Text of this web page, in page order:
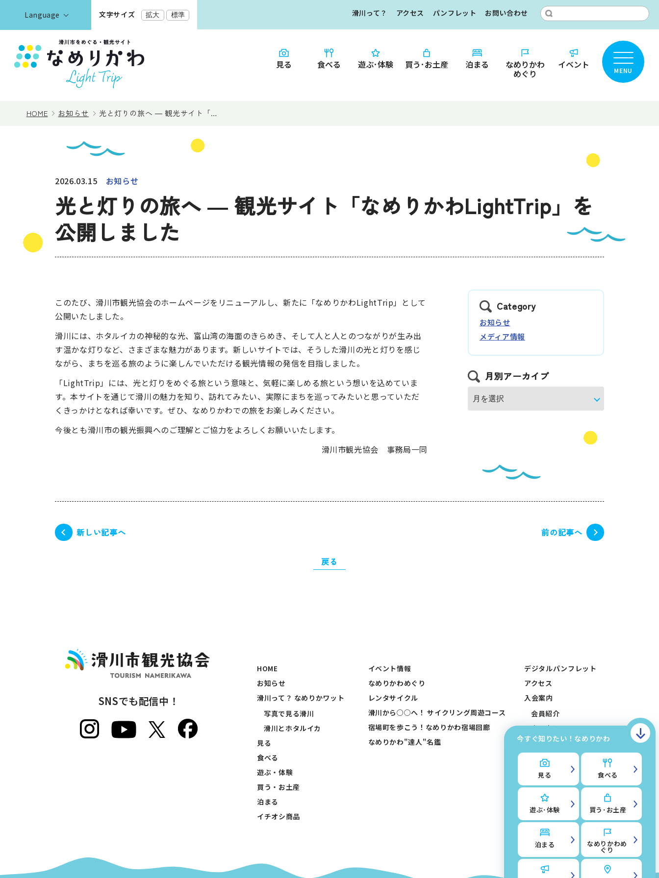
Language
한국어
文字サイズ 拡大 標準 滑川って？ アクセス パンフレット お問い合わせ
見る 食べる 遊ぶ･体験 買う･お土産 泊まる なめりかわ
めぐり
イベント MENU
イベント情報 なめりかわめぐり
デジタルパンフレット
会員入会案内
サイトマップ このサイトについて
今すぐ知りたい！なめりかわ
見る 食べる
遊ぶ･体験 買う･お土産
泊まる なめりかわめ
ぐり
HOME お知らせ 光と灯りの旅へ ― 観光サイト「…
2026.03.15 お知らせ
光と灯りの旅へ ― 観光サイト「なめりかわLightTrip」を
公開しました
このたび、滑川市観光協会のホームページをリニューアルし、新たに「なめりかわLightTrip」として
公開いたしました。
滑川には、ホタルイカの神秘的な光、富山湾の海面のきらめき、そして人と人とのつながりが生み出
す温かな灯りなど、さまざまな魅力があります。新しいサイトでは、そうした滑川の光と灯りを感じ
ながら、まちを巡る旅のように楽しんでいただける観光情報の発信を目指しました。
「LightTrip」には、光と灯りをめぐる旅という意味と、気軽に楽しめる旅という想いを込めていま
す。本サイトを通じて滑川の魅力を知り、訪れてみたい、実際にまちを巡ってみたいと思っていただ
くきっかけとなれば幸いです。ぜひ、なめりかわでの旅をお楽しみください。
今後とも滑川市の観光振興へのご理解とご協力をよろしくお願いいたします。
滑川市観光協会 事務局一同
Category
お知らせ
メディア情報
月別アーカイブ
新しい記事へ 前の記事へ
戻る
SNSでも配信中！
HOME
お知らせ
滑川って？ なめりかワット
写真で見る滑川
滑川とホタルイカ
見る
食べる
遊ぶ・体験
買う・お土産
泊まる
イチオシ商品
イベント情報
なめりかわめぐり
レンタサイクル
滑川から○○へ！ サイクリング周遊コース
宿場町を歩こう！なめりかわ宿場回廊
なめりかわ"達人"名鑑
デジタルパンフレット
アクセス
入会案内
会員紹介
会員申込みフォーム
会員入稿フォーム
お問い合わせ
滑川市観光協会について
サイトマップ
このサイトについて
掲載入稿フォーム